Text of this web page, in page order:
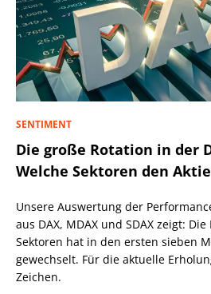
SENTIMENT
Die große Rotation in der
Welche Sektoren den
Unsere Auswertung der
aus DAX, MDAX und SDAX zeigt:
Sektoren hat in den ersten sieben
gewechselt. Für die aktuelle
Zeichen.